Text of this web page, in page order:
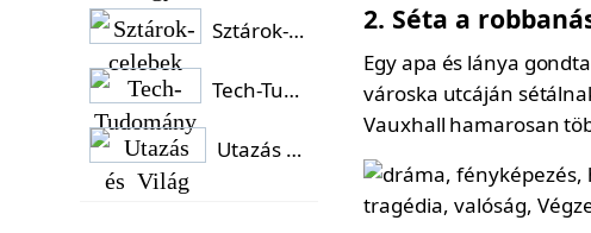
2. Séta a
Egy apa és lánya
városka utcáján
Vauxhall hamarosan
Sztárok-celebek
Tech-Tudomány
Utazás és Világ